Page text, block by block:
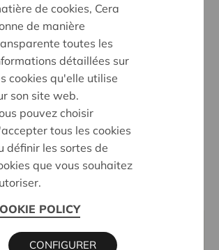
21/02/2024
21/02/2024
SINT-FERDINANDSTRAAT 1,
de cookies, Cera
de manière
toutes les
détaillées sur
cookies qu'elle utilise
son site web.
pouvez choisir
tous les cookies
définir les sortes de
que vous souhaitez
POLICY
CONFIGURER